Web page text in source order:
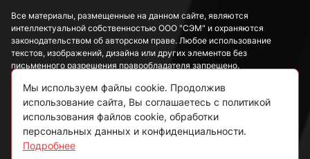
Все материалы, размещенные на данном сайте, являются
интеллектуальной собственностью ООО "СЭМ" и охраняются
законодательством об авторском праве. Любое использование
текстов, изображений, дизайна или других элементов без
письменного разрешения правообладателя запрещено.
Информация, представленная на сайте, носит исключительно
ознакомительный характер и не может рассматриваться как
публичная оферта в соответствии со ст. 437 ГК РФ.
Политика конфиденциальности
Мы используем файлы cookie. Продолжив
использование сайта, Вы соглашаетесь с политикой
использования файлов cookie, обработки
персональных данных и конфиденциальности.
Подробнее